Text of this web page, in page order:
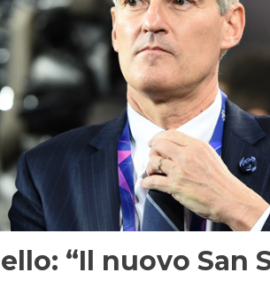
“Il nuovo San